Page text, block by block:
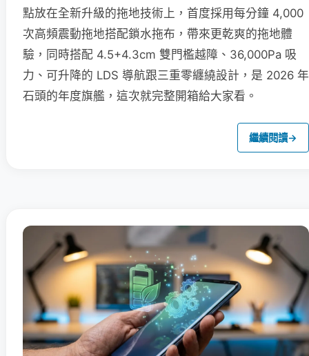
點放在全新升級的拖地技術上，首度採用每分鐘 4,000
次高頻震動拖地搭配鎖水拖布，帶來更乾爽的拖地體
驗，同時搭配 4.5+4.3cm 雙門檻越障、36,000Pa 吸
力、可升降的 LDS 導航跟三重零纏繞設計，是 2026 年
石頭的年度旗艦，這次就完整開箱給大家看。
繼續閱讀→